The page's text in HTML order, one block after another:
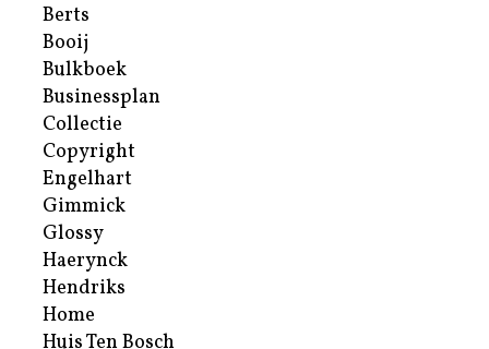
Berts
Booij
Bulkboek
Businessplan
Collectie
Copyright
Engelhart
Gimmick
Glossy
Haerynck
Hendriks
Home
Huis Ten Bosch